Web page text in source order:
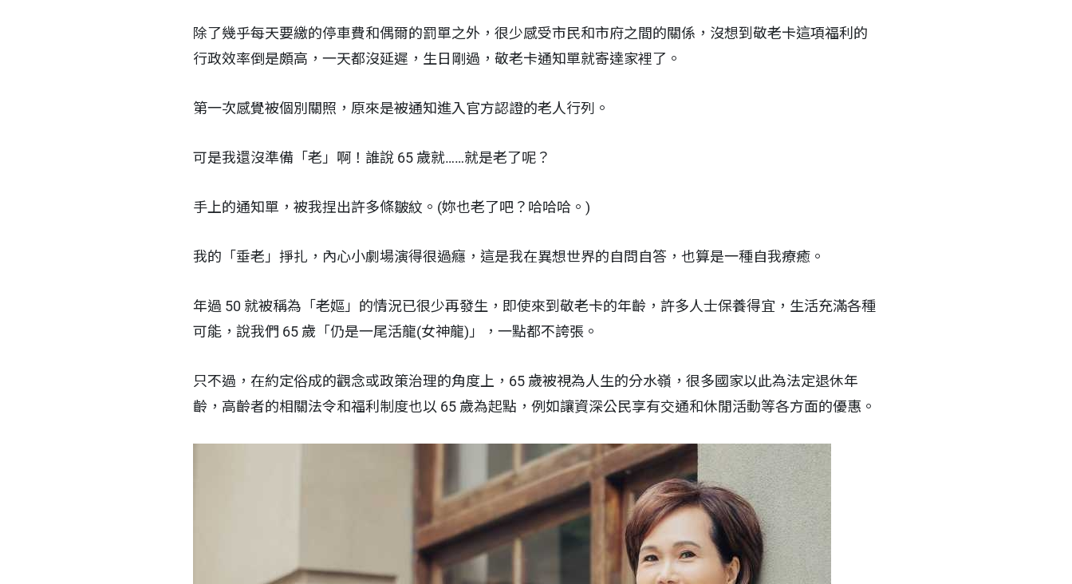
除了幾乎每天要繳的停車費和偶爾的罰單之外，很少感受市民和市府之間的關係，沒想到敬老卡這項福利的
行政效率倒是頗高，一天都沒延遲，生日剛過，敬老卡通知單就寄達家裡了。
第一次感覺被個別關照，原來是被通知進入官方認證的老人行列。
可是我還沒準備「老」啊！誰說 65 歲就……就是老了呢？
手上的通知單，被我捏出許多條皺紋。(妳也老了吧？哈哈哈。)
我的「垂老」掙扎，內心小劇場演得很過癮，這是我在異想世界的自問自答，也算是一種自我療癒。
年過 50 就被稱為「老嫗」的情況已很少再發生，即使來到敬老卡的年齡，許多人士保養得宜，生活充滿各種
可能，說我們 65 歲「仍是一尾活龍(女神龍)」，一點都不誇張。
只不過，在約定俗成的觀念或政策治理的角度上，65 歲被視為人生的分水嶺，很多國家以此為法定退休年
齡，高齡者的相關法令和福利制度也以 65 歲為起點，例如讓資深公民享有交通和休閒活動等各方面的優惠。